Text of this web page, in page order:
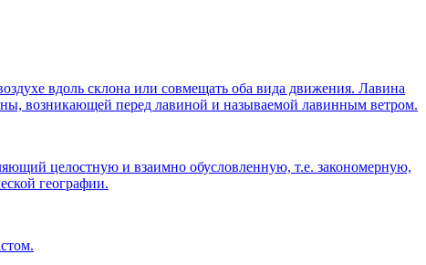
вдоль склона или совмещать оба вида движения. Лавина
возникающей перед лавиной и называемой лавинным ветром.
целостную и взаимно обусловленную, т.е. закономерную,
географии.